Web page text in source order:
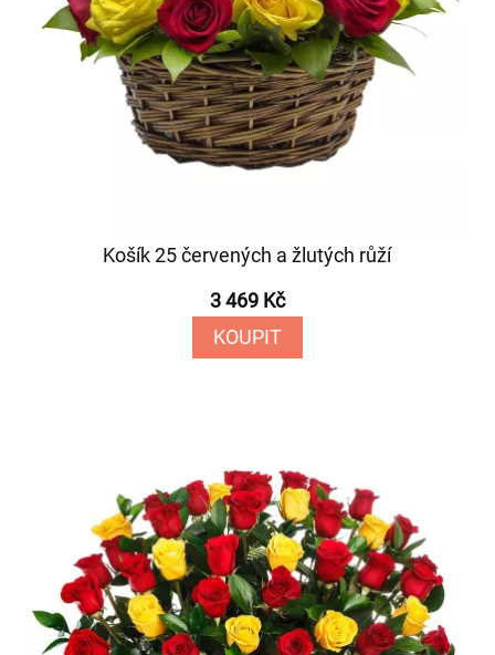
Košík 25 červených a žlutých růží
3 469 Kč
KOUPIT